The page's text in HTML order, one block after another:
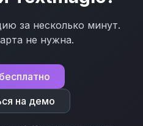
за несколько минут.
не нужна.
на демо